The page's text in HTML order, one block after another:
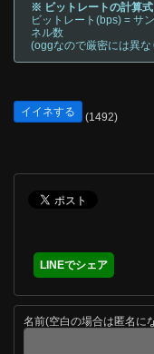
※ ビットレートの計算式
ビットレート(bps) = サ
ネル数
(oggなので厳密には異な
イイネする (1492)
LINEでシェア
名前(空白の場合は匿名に